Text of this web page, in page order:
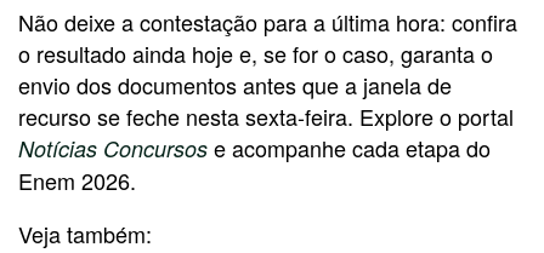
Não deixe a contestação para a última hora: confira
o resultado ainda hoje e, se for o caso, garanta o
envio dos documentos antes que a janela de
recurso se feche nesta sexta-feira. Explore o portal
Notícias Concursos e acompanhe cada etapa do
Enem 2026.
Veja também: